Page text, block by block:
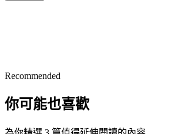
Recommended
你可能也喜歡